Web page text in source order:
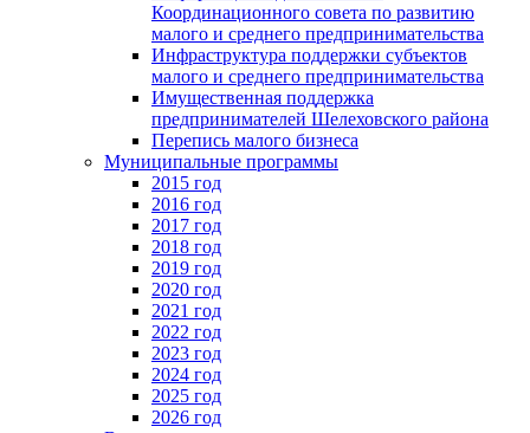
Координационного совета по развитию
малого и среднего предпринимательства
Инфраструктура поддержки субъектов
малого и среднего предпринимательства
Имущественная поддержка
предпринимателей Шелеховского района
Перепись малого бизнеса
Муниципальные программы
2015 год
2016 год
2017 год
2018 год
2019 год
2020 год
2021 год
2022 год
2023 год
2024 год
2025 год
2026 год